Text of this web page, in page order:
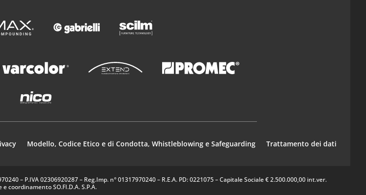
Modello, Codice Etico e di Condotta, Whistleblowing e Safeguarding Trattamento dei dati
– P.IVA 02306920287 – Reg.Imp. n° 01317970240 – R.E.A. PD: 0221075 – Capitale Sociale € 2.500.000,00 int.ver.
e coordinamento SO.FI.D.A. S.P.A.